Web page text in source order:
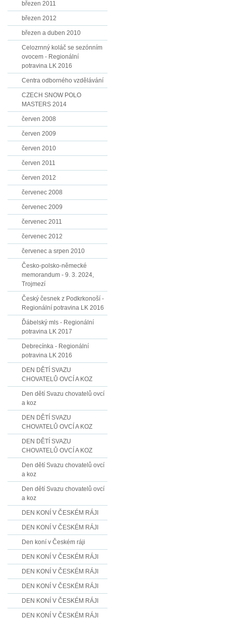
březen 2011
březen 2012
březen a duben 2010
Celozrnný koláč se sezónním
ovocem - Regionální
potravina LK 2016
Centra odborného vzdělávání
CZECH SNOW POLO
MASTERS 2014
červen 2008
červen 2009
červen 2010
červen 2011
červen 2012
červenec 2008
červenec 2009
červenec 2011
červenec 2012
červenec a srpen 2010
Česko-polsko-německé
memorandum - 9. 3. 2024,
Trojmezí
Český česnek z Podkrkonoší -
Regionální potravina LK 2016
Ďábelský mls - Regionální
potravina LK 2017
Debrecínka - Regionální
potravina LK 2016
DEN DĚTÍ SVAZU
CHOVATELŮ OVCÍ A KOZ
Den dětí Svazu chovatelů ovcí
a koz
DEN DĚTÍ SVAZU
CHOVATELŮ OVCÍ A KOZ
DEN DĚTÍ SVAZU
CHOVATELŮ OVCÍ A KOZ
Den dětí Svazu chovatelů ovcí
a koz
Den dětí Svazu chovatelů ovcí
a koz
DEN KONÍ V ČESKÉM RÁJI
DEN KONÍ V ČESKÉM RÁJI
Den koní v Českém ráji
DEN KONÍ V ČESKÉM RÁJI
DEN KONÍ V ČESKÉM RÁJI
DEN KONÍ V ČESKÉM RÁJI
DEN KONÍ V ČESKÉM RÁJI
DEN KONÍ V ČESKÉM RÁJI